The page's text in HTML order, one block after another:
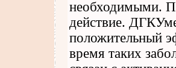
необходимыми.
действие.
положительный
время таких